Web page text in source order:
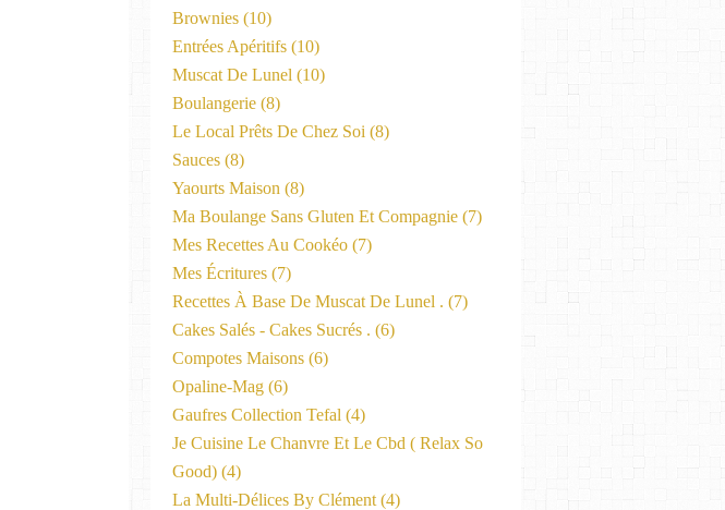
Brownies (10)
Entrées Apéritifs (10)
Muscat De Lunel (10)
Boulangerie (8)
Le Local Prêts De Chez Soi (8)
Sauces (8)
Yaourts Maison (8)
Ma Boulange Sans Gluten Et Compagnie (7)
Mes Recettes Au Cookéo (7)
Mes Écritures (7)
Recettes À Base De Muscat De Lunel . (7)
Cakes Salés - Cakes Sucrés . (6)
Compotes Maisons (6)
Opaline-Mag (6)
Gaufres Collection Tefal (4)
Je Cuisine Le Chanvre Et Le Cbd ( Relax So
Good) (4)
La Multi-Délices By Clément (4)